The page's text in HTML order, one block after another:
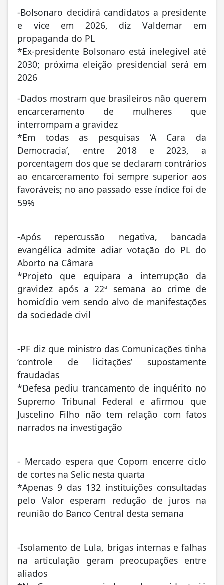
-Bolsonaro decidirá candidatos a presidente
e vice em 2026, diz Valdemar em
propaganda do PL
*Ex-presidente Bolsonaro está inelegível até
2030; próxima eleição presidencial será em
2026
-Dados mostram que brasileiros não querem
encarceramento de mulheres que
interrompam a gravidez
*Em todas as pesquisas ‘A Cara da
Democracia’, entre 2018 e 2023, a
porcentagem dos que se declaram contrários
ao encarceramento foi sempre superior aos
favoráveis; no ano passado esse índice foi de
59%
-Após repercussão negativa, bancada
evangélica admite adiar votação do PL do
Aborto na Câmara
*Projeto que equipara a interrupção da
gravidez após a 22ª semana ao crime de
homicídio vem sendo alvo de manifestações
da sociedade civil
-PF diz que ministro das Comunicações tinha
‘controle de licitações’ supostamente
fraudadas
*Defesa pediu trancamento de inquérito no
Supremo Tribunal Federal e afirmou que
Juscelino Filho não tem relação com fatos
narrados na investigação
- Mercado espera que Copom encerre ciclo
de cortes na Selic nesta quarta
*Apenas 9 das 132 instituições consultadas
pelo Valor esperam redução de juros na
reunião do Banco Central desta semana
-Isolamento de Lula, brigas internas e falhas
na articulação geram preocupações entre
aliados